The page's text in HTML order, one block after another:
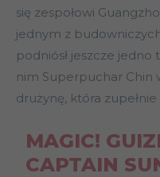
się zespołowi
jednym z
podniósł jeszcze jedno
nim Superpuchar Chin
drużynę, która zupełnie
MAGIC!
CAPTAIN